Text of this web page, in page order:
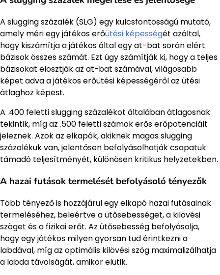
A slugging százalék (SLG) egy kulcsfontosságú mutató,
amely méri egy játékos erőütési képességét azáltal,
hogy kiszámítja a játékos által egy at-bat során elért
bázisok összes számát. Ezt úgy számítják ki, hogy a teljes
bázisokat elosztják az at-bat számával, világosabb
képet adva a játékos erőütési képességéről az ütési
átlaghoz képest.
A .400 feletti slugging százalékot általában átlagosnak
tekintik, míg az .500 feletti számok erős erőpotenciált
jeleznek. Azok az elkapók, akiknek magas slugging
százalékuk van, jelentősen befolyásolhatják csapatuk
támadó teljesítményét, különösen kritikus helyzetekben.
A hazai futások termelését befolyásoló tényezők
Több tényező is hozzájárul egy elkapó hazai futásainak
termeléséhez, beleértve a ütősebességet, a kilövési
szöget és a fizikai erőt. Az ütősebesség befolyásolja,
hogy egy játékos milyen gyorsan tud érintkezni a
labdával, míg az optimális kilövési szög maximalizálhatja
a labda távolságát, amikor elütik.